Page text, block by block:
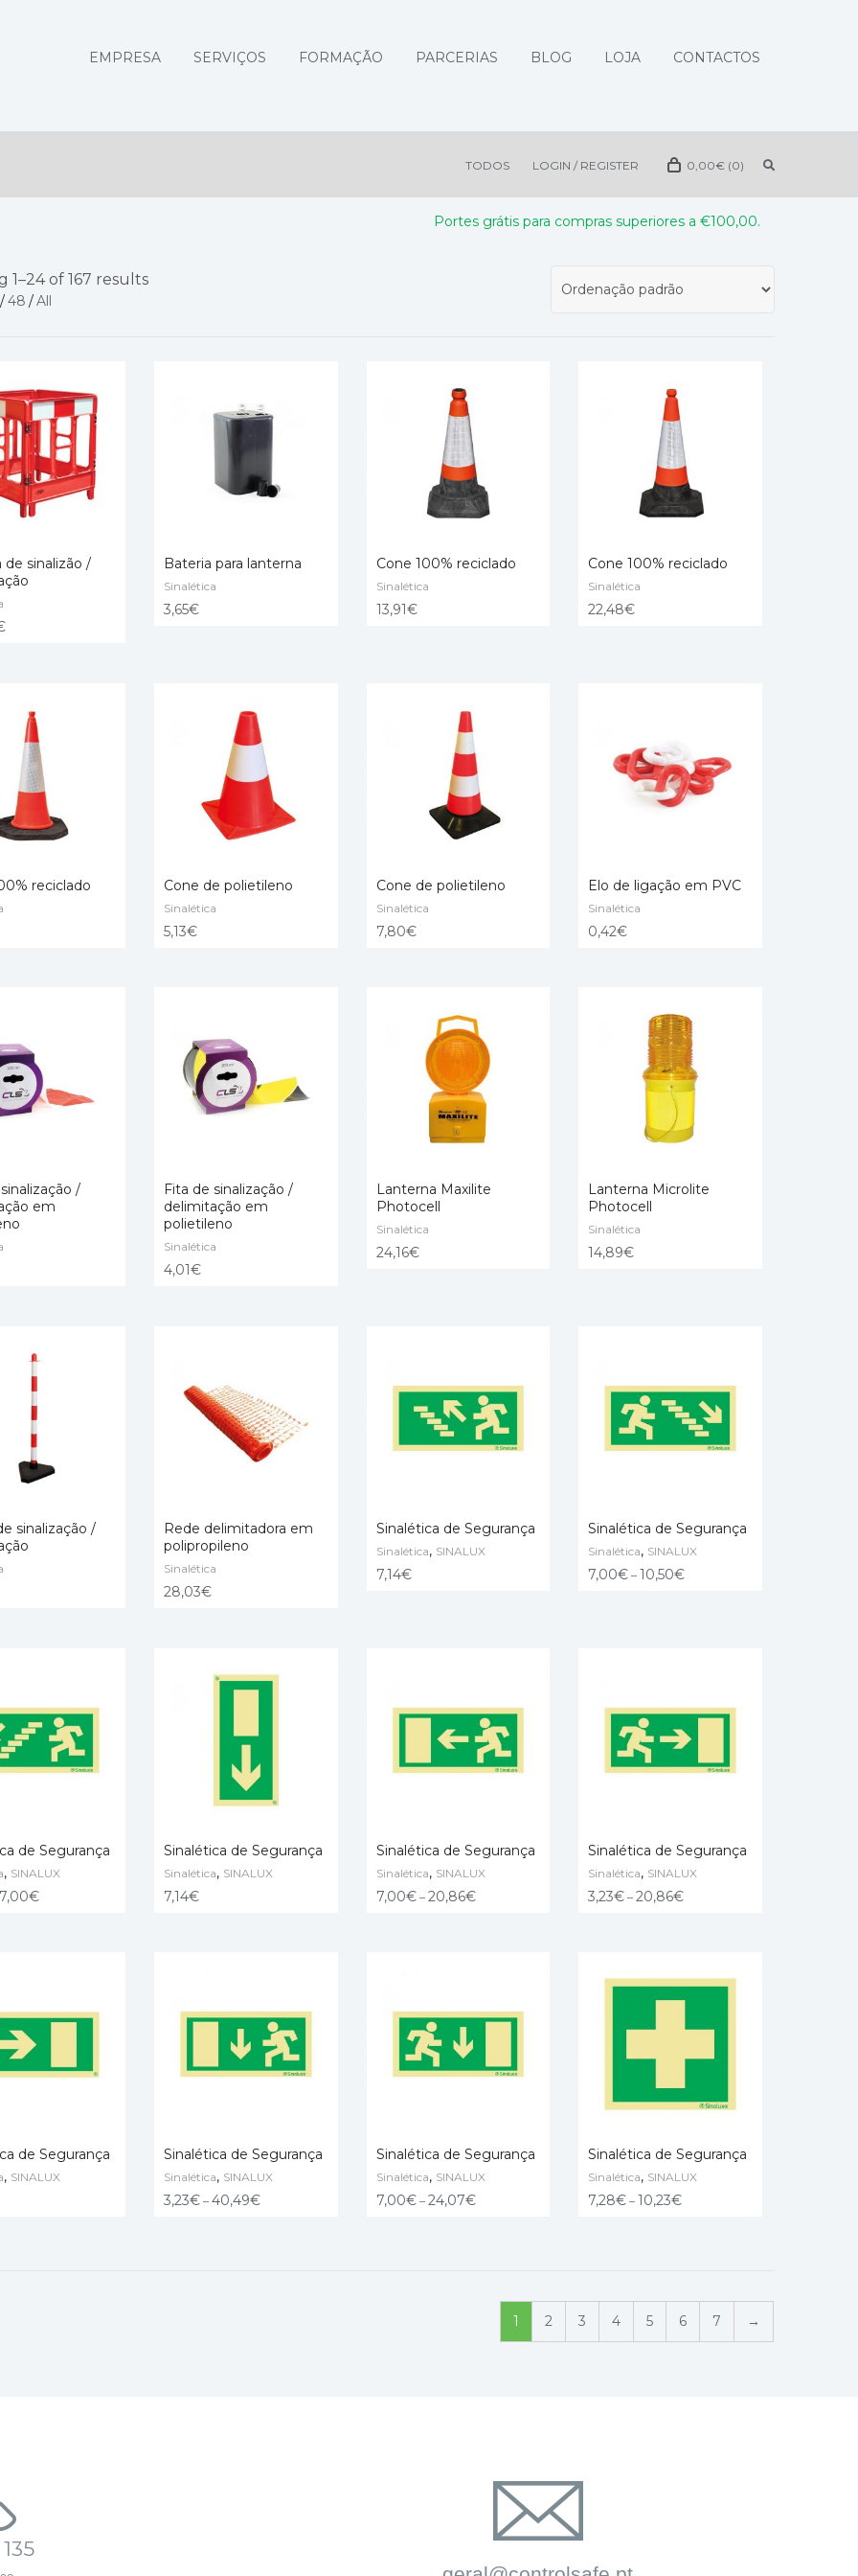
EMPRESA SERVIÇOS FORMAÇÃO PARCERIAS BLOG LOJA CONTACTOS
0,00€ (0)
TODOS LOGIN / REGISTER
Portes grátis para compras superiores a €100,00.
1–24 of 167 results
/48 /All
de sinalizão /
ADICIONAR
Bateria para lanterna
Sinalética
3,65€ ADICIONAR
Cone 100% reciclado
Sinalética
13,91€ ADICIONAR
Cone 100% reciclado
Sinalética
22,48€
reciclado
ADICIONAR
Cone de polietileno
Sinalética
5,13€ ADICIONAR
Cone de polietileno
Sinalética
7,80€ ADICIONAR
Elo de ligação em PVC
Sinalética
0,42€
/
em
ADICIONAR
Fita de sinalização /
delimitação em
polietileno
Sinalética
4,01€
ADICIONAR
Lanterna Maxilite
Photocell
Sinalética
24,16€
ADICIONAR
Lanterna Microlite
Photocell
Sinalética
14,89€
sinalização /
ADICIONAR
Rede delimitadora em
polipropileno
Sinalética
28,03€
ADICIONAR
Sinalética de Segurança
Sinalética, SINALUX
7,14€ VER OPÇÕES
Sinalética de Segurança
Sinalética, SINALUX
7,00€ – 10,50€
de Segurança
, SINALUX
7,00€ ADICIONAR
Sinalética de Segurança
Sinalética, SINALUX
7,14€ VER OPÇÕES
Sinalética de Segurança
Sinalética, SINALUX
7,00€– 20,86€ VER OPÇÕES
Sinalética de Segurança
Sinalética, SINALUX
3,23€ –20,86€
de Segurança
, SINALUX
VER OPÇÕES
Sinalética de Segurança
Sinalética, SINALUX
3,23€– 40,49€ VER OPÇÕES
Sinalética de Segurança
Sinalética, SINALUX
7,00€– 24,07€ VER OPÇÕES
Sinalética de Segurança
Sinalética, SINALUX
7,28€ – 10,23€
1 2 3 4 5 6 7 →